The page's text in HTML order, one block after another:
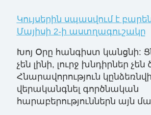
Կույսերին սպասվում է
Մայիսի 2-ի աստղագուշակը
Խոյ Օրը հանգիստ կանցնի:
չեն լինի, լուրջ խնդիրներ
Հնարավորություն կընձեռնվի
վերականգնել գործնական
հարաբերություններն այն